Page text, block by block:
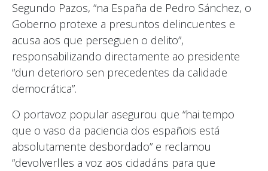
Segundo Pazos, “na España de Pedro Sánchez, o
Goberno protexe a presuntos delincuentes e
acusa aos que perseguen o delito”,
responsabilizando directamente ao presidente
“dun deterioro sen precedentes da calidade
democrática”.
O portavoz popular asegurou que “hai tempo
que o vaso da paciencia dos españois está
absolutamente desbordado” e reclamou
“devolverlles a voz aos cidadáns para que